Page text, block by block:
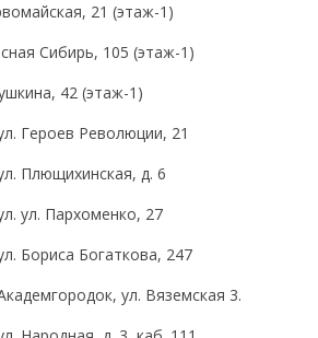
21 (этаж-1)
Сибирь, 105 (этаж-1)
42 (этаж-1)
Героев Революции, 21
Плющихинская, д. 6
ул. Пархоменко, 27
Бориса Богаткова, 247
ул. Вяземская 3.